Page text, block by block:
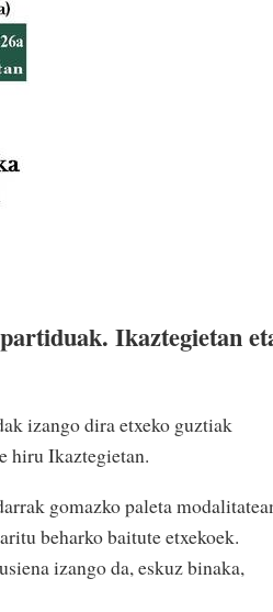
Ikaztegietan
izango dira etxeko guztiak
hiru Ikaztegietan.
gomazko paleta
beharko baitute etxekoek.
izango da, eskuz binaka,